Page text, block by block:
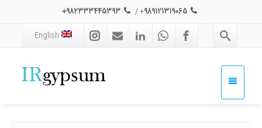
989121319065
+
/
982333445393+
English